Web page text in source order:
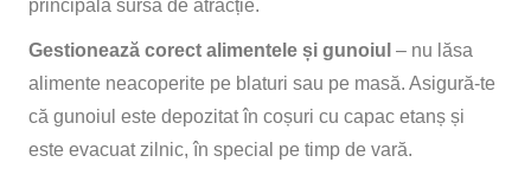
principala sursă de atracție.
Gestionează corect alimentele și gunoiul – nu lăsa
alimente neacoperite pe blaturi sau pe masă. Asigură-te
că gunoiul este depozitat în coșuri cu capac etanș și
este evacuat zilnic, în special pe timp de vară.